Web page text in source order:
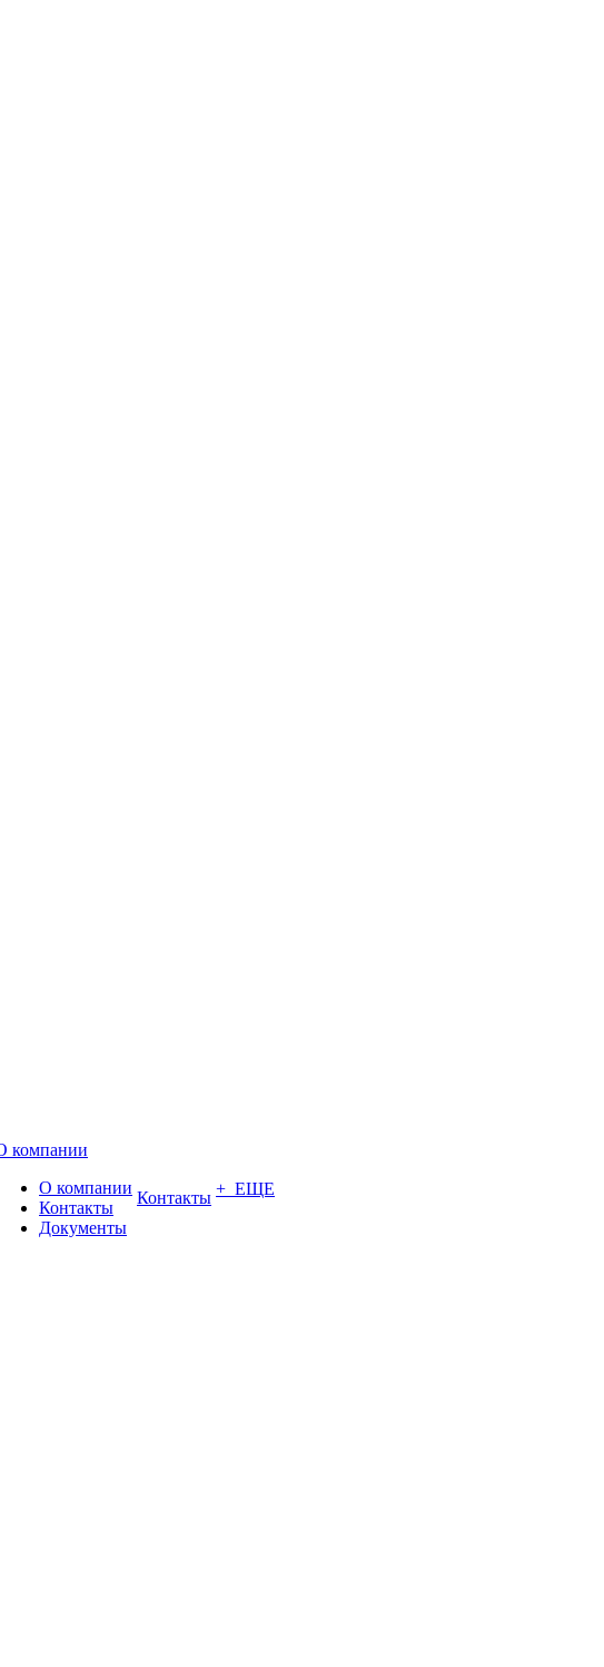
компании
О компании
Контакты
Документы
Контакты + ЕЩЕ